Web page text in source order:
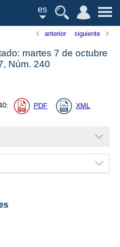
es
anterior siguiente
martes 7 de octubre
Núm. 240
: PDF XML